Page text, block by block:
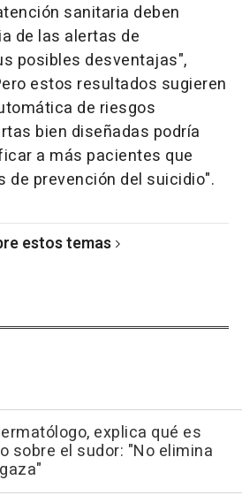
sanitaria deben
de las alertas de
posibles desventajas",
estos resultados sugieren
de riesgos
bien diseñadas podría
a más pacientes que
de prevención del suicidio".
estos temas
explica qué es
sobre el sudor: "No elimina